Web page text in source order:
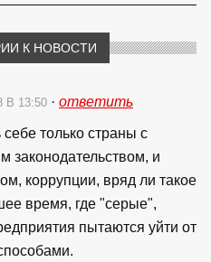
К НОВОСТИ
В 13:50 · ответить
только страны с
законодательством, и
коррупции, вряд ли такое
время, где "серые",
пытаются уйти от